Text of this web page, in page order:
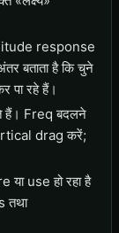
response
बताता है कि चुने
पा रहे हैं।
हैं। Freq बदलने
drag करें;
use हो रहा है
तथा